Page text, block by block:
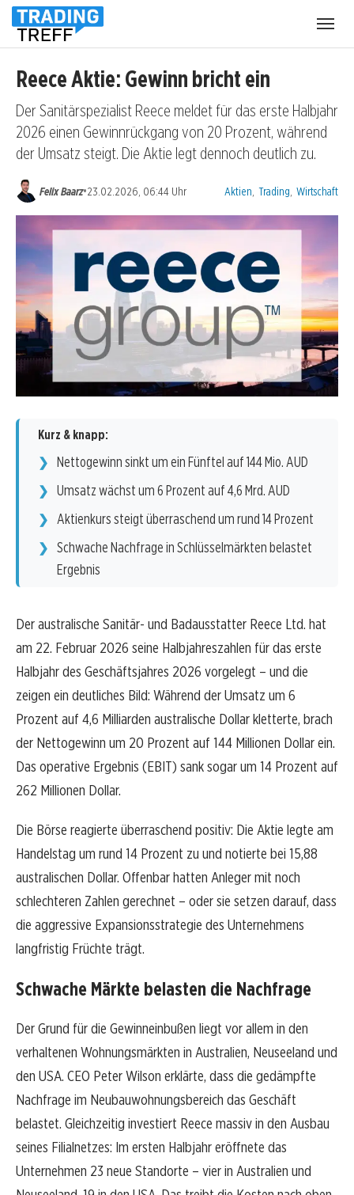
Reece Aktie: Gewinn bricht ein
Der Sanitärspezialist Reece meldet für das erste Halbjahr
2026 einen Gewinnrückgang von 20 Prozent, während
der Umsatz steigt. Die Aktie legt dennoch deutlich zu.
Felix Baarz•23.02.2026, 06:44 Uhr Kategorien:
Aktien Trading Wirtschaft
Kurz & knapp:
Nettogewinn sinkt um ein Fünftel auf 144 Mio. AUD
Umsatz wächst um 6 Prozent auf 4,6 Mrd. AUD
Aktienkurs steigt überraschend um rund 14 Prozent
Schwache Nachfrage in Schlüsselmärkten belastet
Ergebnis
Der australische Sanitär- und Badausstatter Reece Ltd. hat
am 22. Februar 2026 seine Halbjahreszahlen für das erste
Halbjahr des Geschäftsjahres 2026 vorgelegt – und die
zeigen ein deutliches Bild: Während der Umsatz um 6
Prozent auf 4,6 Milliarden australische Dollar kletterte, brach
der Nettogewinn um 20 Prozent auf 144 Millionen Dollar ein.
Das operative Ergebnis (EBIT) sank sogar um 14 Prozent auf
262 Millionen Dollar.
Die Börse reagierte überraschend positiv: Die Aktie legte am
Handelstag um rund 14 Prozent zu und notierte bei 15,88
australischen Dollar. Offenbar hatten Anleger mit noch
schlechteren Zahlen gerechnet – oder sie setzen darauf, dass
die aggressive Expansionsstrategie des Unternehmens
langfristig Früchte trägt.
Schwache Märkte belasten die Nachfrage
Der Grund für die Gewinneinbußen liegt vor allem in den
verhaltenen Wohnungsmärkten in Australien, Neuseeland und
den USA. CEO Peter Wilson erklärte, dass die gedämpfte
Nachfrage im Neubauwohnungsbereich das Geschäft
belastet. Gleichzeitig investiert Reece massiv in den Ausbau
seines Filialnetzes: Im ersten Halbjahr eröffnete das
Unternehmen 23 neue Standorte – vier in Australien und